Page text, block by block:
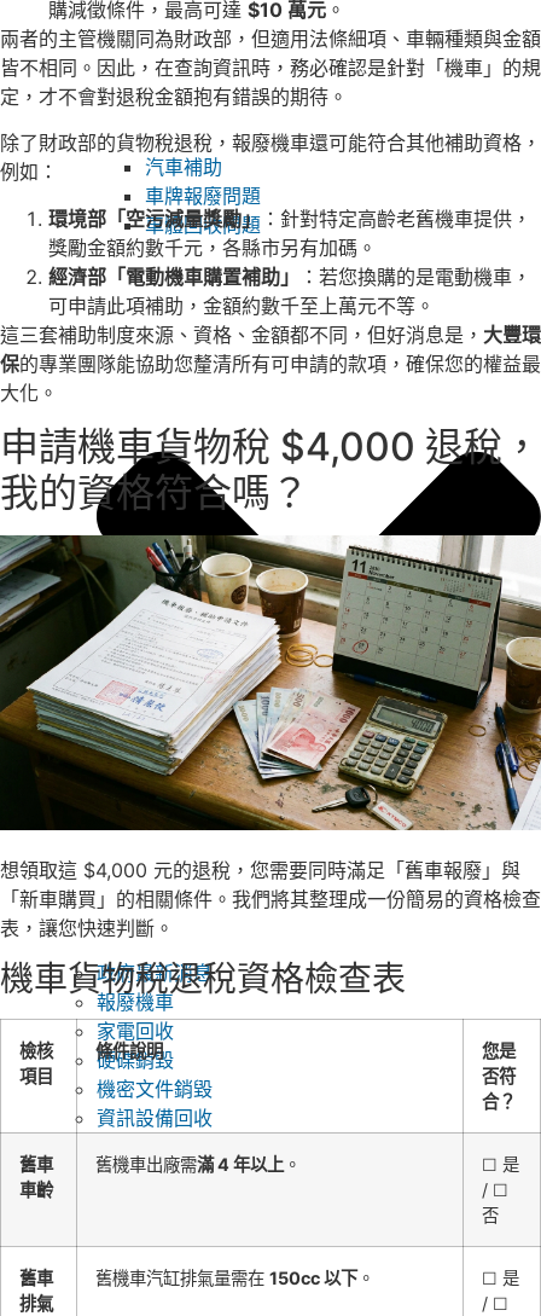
汽車補助
車牌報廢問題
車體回收問題
政府最新消息
報廢機車
家電回收
硬碟銷毀
機密文件銷毀
資訊設備回收
購減徵條件，最高可達 $10 萬元 。
兩者的主管機關同為財政部，但適用法條細項、車輛種類與金額
皆不相同。因此，在查詢資訊時，務必確認是針對「機車」的規
定，才不會對退稅金額抱有錯誤的期待。
除了財政部的貨物稅退稅，報廢機車還可能符合其他補助資格，
例如：
環境部「空污減量獎勵」 ：針對特定高齡老舊機車提供，
獎勵金額約數千元，各縣市另有加碼。
經濟部「電動機車購置補助」
：若您換購的是電動機車，
可申請此項補助，金額約數千至上萬元不等。
這三套補助制度來源、資格、金額都不同，但好消息是， 大豐環
保的專業團隊能協助您釐清所有可申請的款項，確保您的權益最
大化。
申請機車貨物稅 $4,000 退稅，
我的資格符合嗎？
想領取這 $4,000 元的退稅，您需要同時滿足「舊車報廢」與
「新車購買」的相關條件。我們將其整理成一份簡易的資格檢查
表，讓您快速判斷。
機車貨物稅退稅資格檢查表
檢核
項目
條件說明
您是
否符
合？
舊車
車齡
舊機車出廠需滿 4 年以上 。
☐ 是
/ ☐
否
舊車
排氣
舊機車汽缸排氣量需在 150cc 以下。
☐ 是
/ ☐